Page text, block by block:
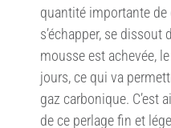
quantité importante
s’échapper, se
mousse est achevée,
jours, ce qui va
gaz carbonique. C’est
de ce perlage fin et